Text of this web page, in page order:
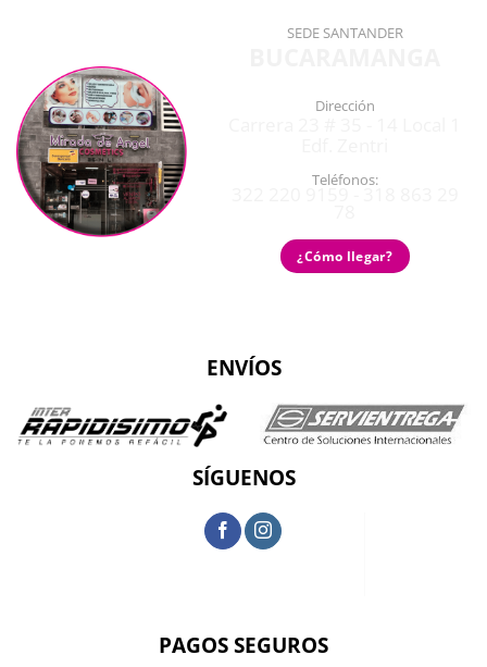
SEDE SANTANDER
Dirección
Teléfonos:
¿Cómo llegar?
ENVÍOS
SÍGUENOS
PAGOS SEGUROS